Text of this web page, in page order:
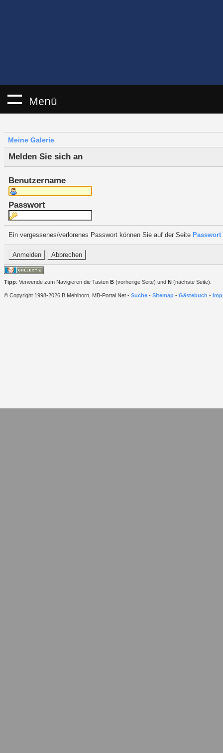
Menü
Meine Galerie
Melden Sie sich an
Benutzername
Passwort
Ein vergessenes/verlorenes Passwort können Sie auf der Seite
Tipp: Verwende zum Navigieren die Tasten B (vorherige Seite) und N (nächste Seite).
© Copyright 1998-2026 B.Mehlhorn, MB-Portal.Net - Suche - Sitemap - Gästebuch -